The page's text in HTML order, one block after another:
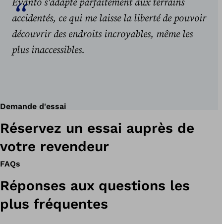
Evanto s'adapte parfaitement aux terrains
accidentés, ce qui me laisse la liberté de pouvoir
découvrir des endroits incroyables, même les
plus inaccessibles.
Demande d'essai
Réservez un essai auprès de
votre revendeur
FAQs
Réponses aux questions les
plus fréquentes